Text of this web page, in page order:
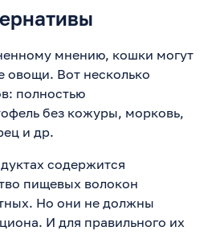
мнению, кошки могут
овощи. Вот несколько
полностью
без кожуры, морковь,
и др.
содержится
пищевых волокон
Но они не должны
И для правильного их